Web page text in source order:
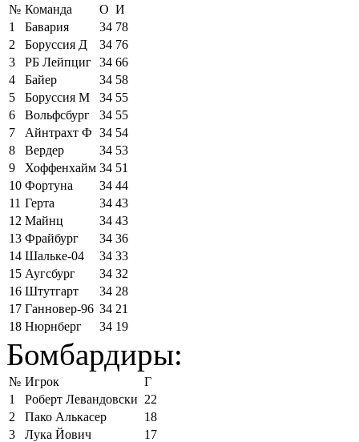
№ Команда О И
1
Бавария 34 78
2
Боруссия Д 34 76
3
РБ Лейпциг 34 66
4
Байер 34 58
5
Боруссия М 34 55
6
Вольфсбург 34 55
7
Айнтрахт Ф 34 54
8
Вердер 34 53
9
Хоффенхайм 34 51
10 Фортуна 34 44
11 Герта 34 43
12 Майнц 34 43
13 Фрайбург 34 36
14 Шальке-04 34 33
15 Аугсбург 34 32
16 Штутгарт 34 28
17 Ганновер-96 34 21
18 Нюрнберг 34 19
Бомбардиры:
№ Игрок
Г
1
Роберт Левандовски 22
2
Пако Алькасер
18
3
Лука Йович
17